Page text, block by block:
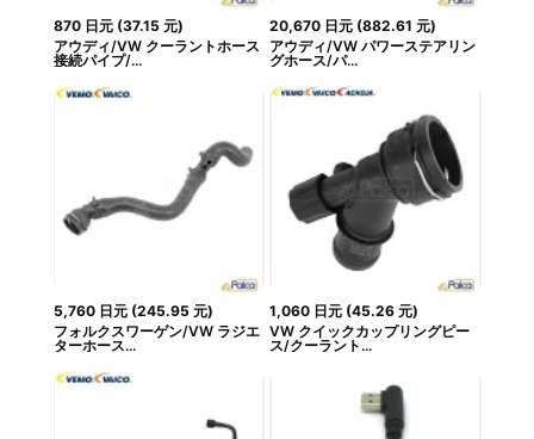
870 日元(37.15 元)
アウディ/VW クーラントホース
接続パイプ/...
20,670 日元 (882.61 元)
アウディ/VW パワーステアリン
グホース/パ...
5,760 日元(245.95 元)
フォルクスワーゲン/VW ラジエ
ターホース...
1,060 日元 (45.26 元)
VW クイックカップリングピー
ス/クーラント...